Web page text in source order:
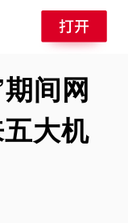
间网
大机